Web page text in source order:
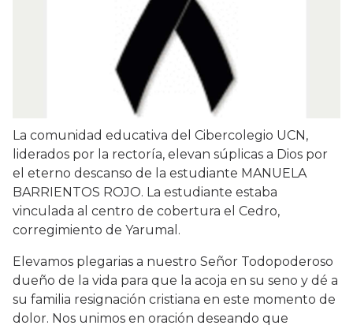
La comunidad educativa del Cibercolegio UCN,
liderados por la rectoría, elevan súplicas a Dios por
el eterno descanso de la estudiante MANUELA
BARRIENTOS ROJO. La estudiante estaba
vinculada al centro de cobertura el Cedro,
corregimiento de Yarumal.
Elevamos plegarias a nuestro Señor Todopoderoso
dueño de la vida para que la acoja en su seno y dé a
su familia resignación cristiana en este momento de
dolor. Nos unimos en oración deseando que